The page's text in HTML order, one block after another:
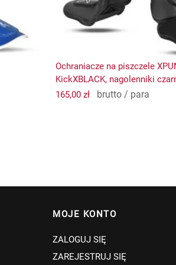
Ochraniacze na piszczele
KickXBLACK, nagolenniki
165,00 zł brutto / para
stronie
produktu
MOJE KONTO
ZALOGUJ SIĘ
ZAREJESTRUJ SIĘ